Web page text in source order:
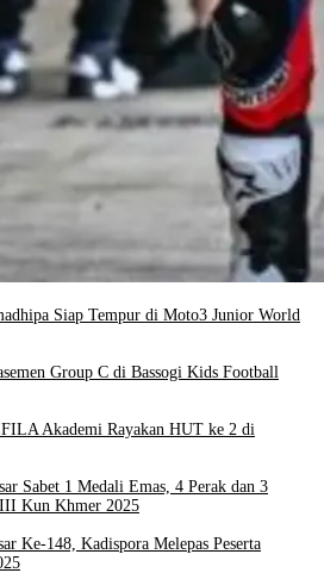
Siap Tempur di Moto3 Junior World
Group C di Bassogi Kids Football
Akademi Rayakan HUT ke 2 di
Sabet 1 Medali Emas, 4 Perak dan 3
Kun Khmer 2025
Ke-148, Kadispora Melepas Peserta